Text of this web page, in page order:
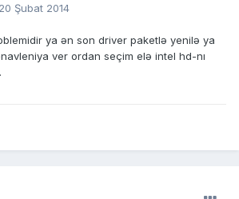
20 Şubat 2014
ya ən son driver paketlə yenilə ya
ver ordan seçim elə intel hd-nı